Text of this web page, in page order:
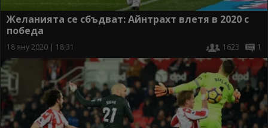
Желанията се сбъдват: Айнтрахт влетя в 2020 с
победа
18 яну 2020 | 18:31 1623 1